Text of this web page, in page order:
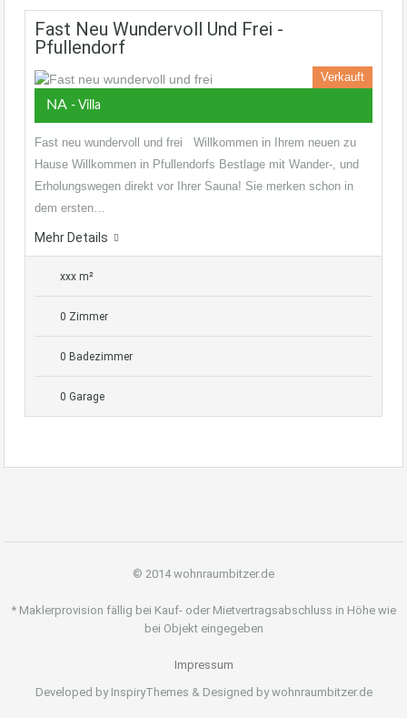
Fast Neu Wundervoll Und Frei -
Pfullendorf
Verkauft
NA - Villa
Fast neu wundervoll und frei Willkommen in Ihrem neuen zu
Hause Willkommen in Pfullendorfs Bestlage mit Wander-, und
Erholungswegen direkt vor Ihrer Sauna! Sie merken schon in
dem ersten…
Mehr Details
xxx m²
0 Zimmer
0 Badezimmer
0 Garage
© 2014 wohnraumbitzer.de
* Maklerprovision fällig bei Kauf- oder Mietvertragsabschluss in Höhe wie
bei Objekt eingegeben
Impressum
Developed by InspiryThemes & Designed by wohnraumbitzer.de